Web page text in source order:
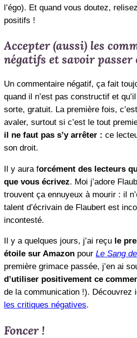
l’égo). Et quand vous doutez,
positifs !
Accepter (aussi) les
négatifs et savoir passer
Un commentaire négatif, ça fait
quand il n’est pas constructif et
sorte, gratuit. La première fois,
avaler, surtout si c’est le tout
il ne faut pas s’y arrêter : ce
son droit.
Il y aura forcément des lecteurs
que vous écrivez. Moi j’adore
trouvent ça ennuyeux à mourir : il
talent d’écrivain de Flaubert est
incontesté.
Il y a quelques jours, j’ai reçu le
étoile sur Amazon pour Le Sang
première grimace passée, j’en ai
d’utiliser positivement ce
de la communication !). Découvrez
les critiques négatives.
Foncer !